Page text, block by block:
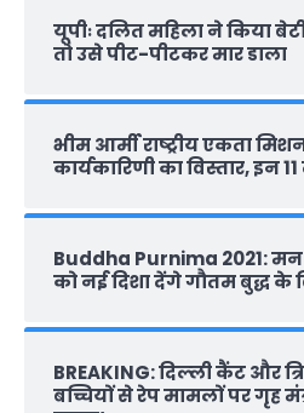
यूपीः दलित महिला ने किया
तो उसे पीट-पीटकर मार डाला
भीम आर्मी राष्‍ट्रीय एकता मिशन
कार्यकारिणी का विस्तार, इन
Buddha Purnima 2021:
को नई दिशा देंगे गौतम बुद्ध के
BREAKING: दिल्‍ली कैंट और
बच्चियों से रेप मामलों पर गृह